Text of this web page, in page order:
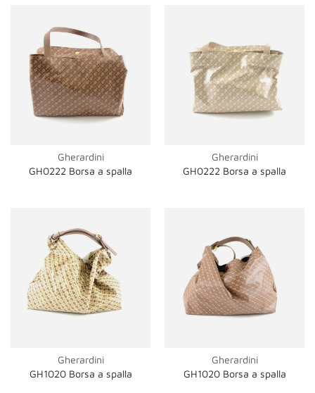
Gherardini
GH0222 Borsa a spalla
Gherardini
GH0222 Borsa a spalla
Gherardini
GH1020 Borsa a spalla
Gherardini
GH1020 Borsa a spalla